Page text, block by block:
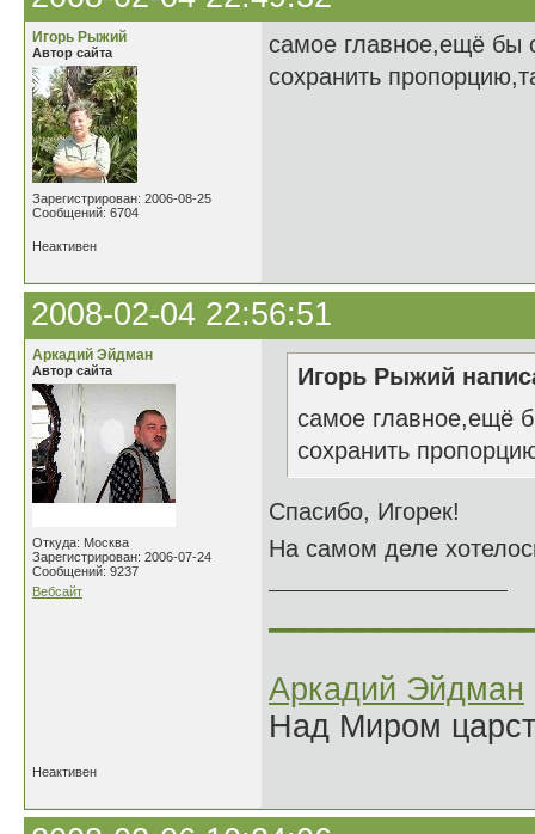
Игорь Рыжий
Автор сайта
Зарегистрирован: 2006-08-25
Сообщений: 6704
самое главное,ещё бы
сохранить
Неактивен
2008-02-04 22:56:51
Аркадий Эйдман
Автор сайта
Откуда: Москва
Зарегистрирован: 2006-07-24
Сообщений: 9237
Вебсайт
Игорь Рыжий
самое главное,ещё
сохранить
Спасибо, Игорек!
На самом деле
Аркадий Эйдман
Над Миром
Неактивен